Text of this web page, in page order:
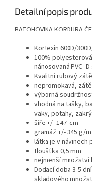
Detailní popis
BATOHOVINA KORDURA
Kortexin 600D/
100%
nánosovaná PVC-
Kvalitní rubový
nepromokavá,
Výborná
vhodná na tašky,
vaky, potahy,
šíře +/- 147 cm
gramáž +/- 345 g/
látka je v návinech
tloušťka 0,5 mm
nejmenší množství
Dodací doba 3-5
skladového